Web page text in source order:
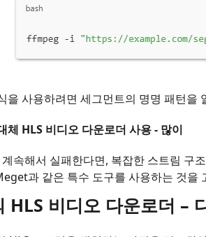
을 사용하려면 세그먼트의 명명 패턴을
체 HLS 비디오 다운로더 사용 - 많이
속해서 실패한다면, 복잡한 스트림 구
과 같은 특수 도구를 사용하는 것을
HLS 비디오 다운로더 –